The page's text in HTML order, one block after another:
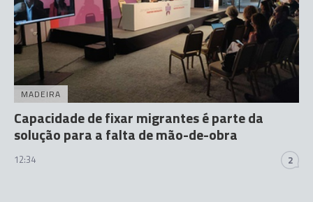
MADEIRA
Capacidade de fixar migrantes é parte da
solução para a falta de mão-de-obra
12:34 2